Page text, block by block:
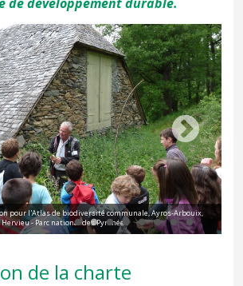
pour l'Atlas de biodiversité communale, Ayros-Arbouix,
- Parc national des Pyrénées
de la charte